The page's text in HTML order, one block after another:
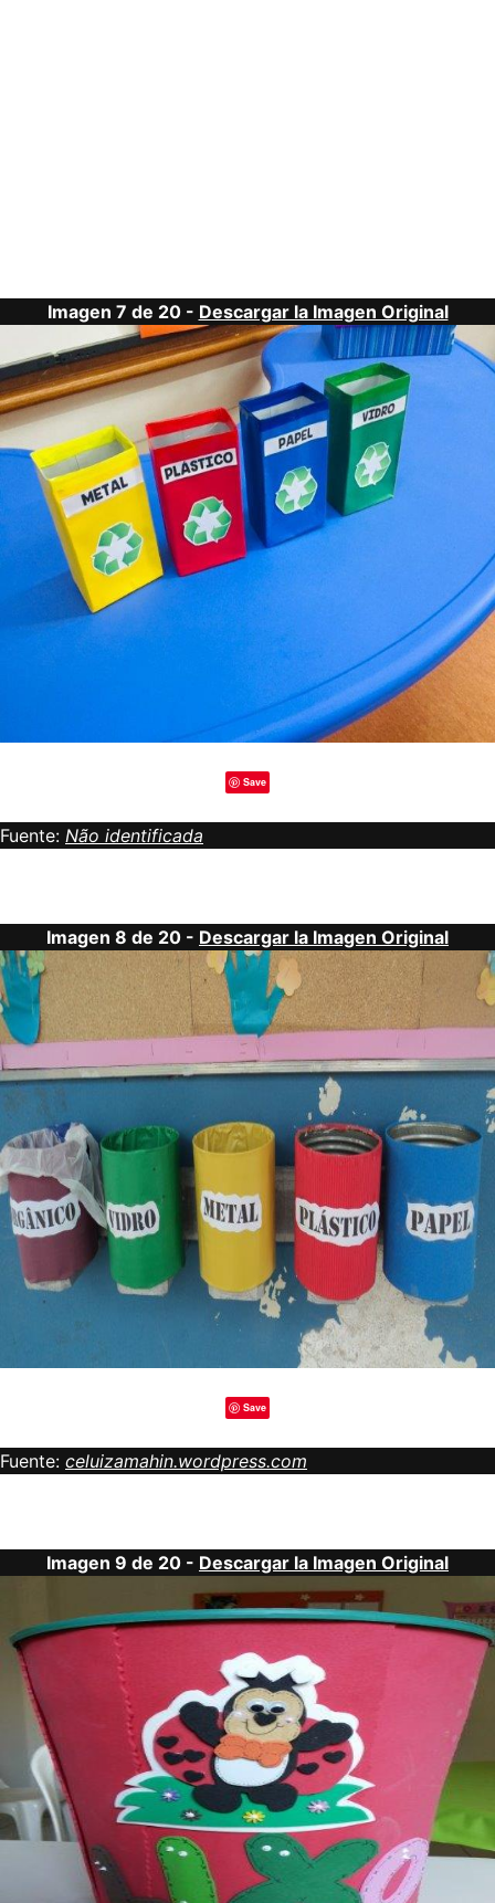
Imagen 7 de 20 - Descargar la Imagen Original
Save
Fuente: Não identificada
Imagen 8 de 20 - Descargar la Imagen Original
Save
Fuente: celuizamahin.wordpress.com
Imagen 9 de 20 - Descargar la Imagen Original